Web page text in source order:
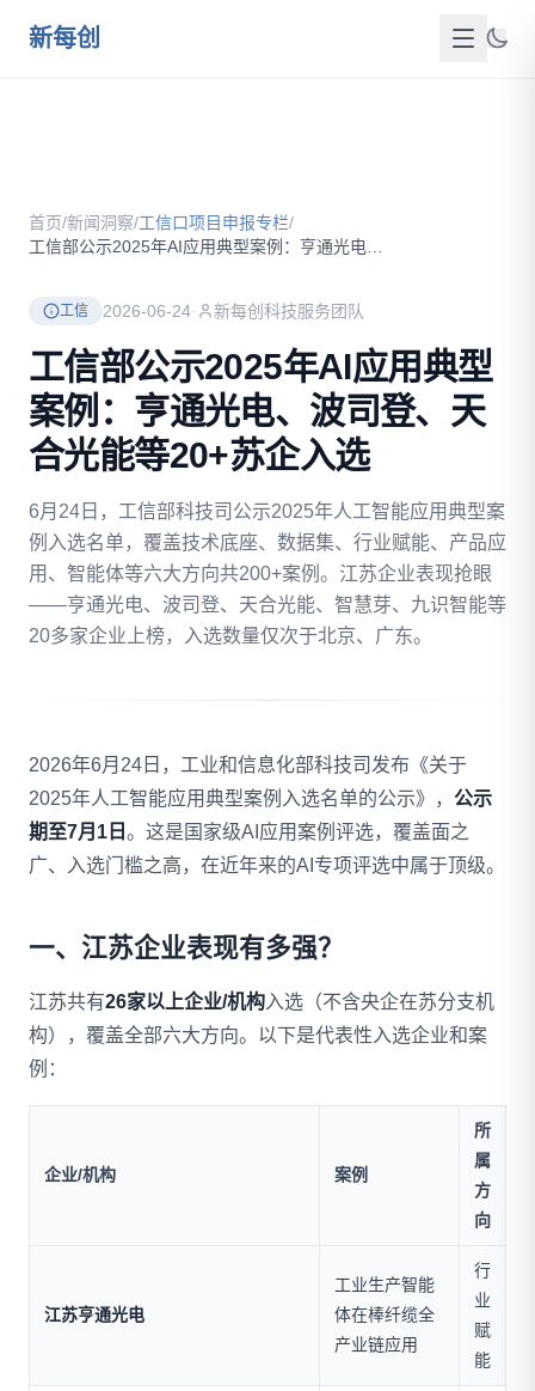
新每创
服务介绍
新闻洞察
政策资源
FAQ
联系我们
拨打 18020275753
首页/新闻洞察/工信口项目申报专栏/
工信 2026-06-24· 新每创科技服务团队
工信部公示2025年AI应用典型
案例：亨通光电、波司登、天
合光能等20+苏企入选
6月24日，工信部科技司公示2025年人工智能应用典型案
例入选名单，覆盖技术底座、数据集、行业赋能、产品应
用、智能体等六大方向共200+案例。江苏企业表现抢眼
——亨通光电、波司登、天合光能、智慧芽、九识智能等
20多家企业上榜，入选数量仅次于北京、广东。
2026年6月24日，工业和信息化部科技司发布《关于
2025年人工智能应用典型案例入选名单的公示》， 公示
期至7月1日 。这是国家级AI应用案例评选，覆盖面之
广、入选门槛之高，在近年来的AI专项评选中属于顶级。
一、江苏企业表现有多强？
江苏共有26家以上企业/机构入选（不含央企在苏分支机
构），覆盖全部六大方向。以下是代表性入选企业和案
例：
企业/机构 案例
所
属
方
向
江苏亨通光电
工业生产智能
体在棒纤缆全
产业链应用
行
业
赋
能